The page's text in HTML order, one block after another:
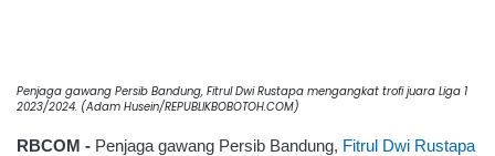
Penjaga gawang Persib Bandung, Fitrul Dwi Rustapa mengangkat trofi juara Liga 1
2023/2024. (Adam Husein/REPUBLIKBOBOTOH.COM)
RBCOM - Penjaga gawang Persib Bandung, Fitrul Dwi Rustapa